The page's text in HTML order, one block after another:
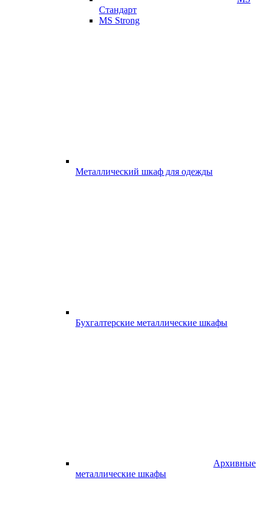
Стандарт
MS Strong
Металлический шкаф для одежды
Бухгалтерские металлические шкафы
Архивные
металлические шкафы